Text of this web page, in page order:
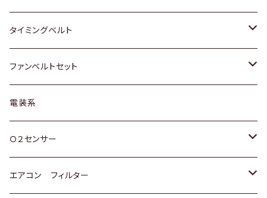
三菱
スバル
日野
クライスラー
ダイハツ
マツダ
三菱
スバル
ホンダ
マツダ
スズキ
ダイハツ
マツダ
三菱
スバル
ホンダ
スズキ
日産
ダイハツ
マツダ
タイミングベルト
トヨタ
スズキ
ダイハツ
三菱
ファンベルトセット
トヨタ
ホンダ
スズキ
電装系
Ｏ２センサー
トヨタ
エアコン フィルター